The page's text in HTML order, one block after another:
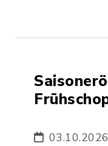
03.10.2026